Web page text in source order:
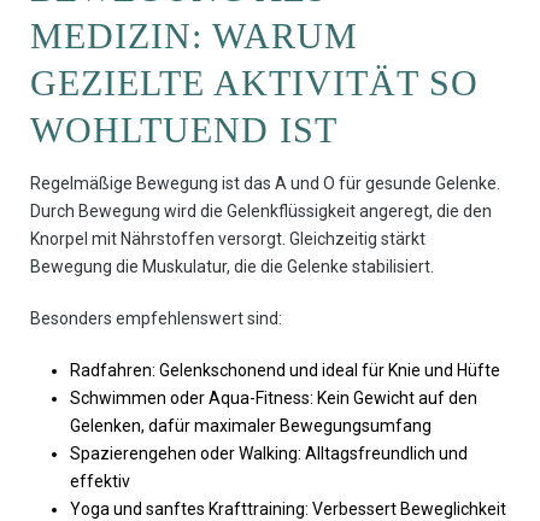
MEDIZIN: WARUM
GEZIELTE AKTIVITÄT SO
WOHLTUEND IST
Regelmäßige Bewegung ist das A und O für gesunde Gelenke.
Durch Bewegung wird die Gelenkflüssigkeit angeregt, die den
Knorpel mit Nährstoffen versorgt. Gleichzeitig stärkt
Bewegung die Muskulatur, die die Gelenke stabilisiert.
Besonders empfehlenswert sind:
Radfahren: Gelenkschonend und ideal für Knie und Hüfte
Schwimmen oder Aqua-Fitness: Kein Gewicht auf den
Gelenken, dafür maximaler Bewegungsumfang
Spazierengehen oder Walking: Alltagsfreundlich und
effektiv
Yoga und sanftes Krafttraining: Verbessert Beweglichkeit